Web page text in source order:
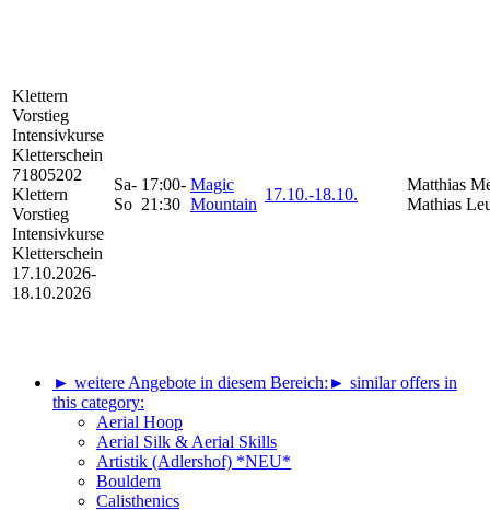
Klettern
Vorstieg
Intensivkurse
Kletterschein
71805202
Klettern
Vorstieg
Intensivkurse
Kletterschein
17.10.2026-
18.10.2026
Sa-
So
17:00-
21:30
Magic
Mountain
17.10.-18.10.
Matthias
Mathias
► weitere Angebote in diesem Bereich: ► similar offers in
this category:
Aerial Hoop
Aerial Silk & Aerial Skills
Artistik (Adlershof) *NEU*
Bouldern
Calisthenics